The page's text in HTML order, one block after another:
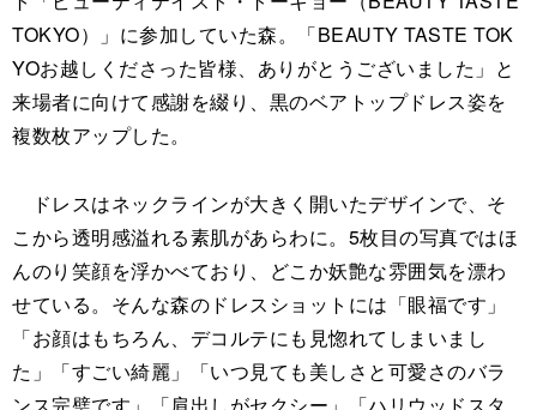
TOKYO）」に参加していた森。「BEAUTY TASTE TOK
YOお越しくださった皆様、ありがとうございました」と
来場者に向けて感謝を綴り、黒のベアトップドレス姿を
複数枚アップした。
ドレスはネックラインが大きく開いたデザインで、そ
こから透明感溢れる素肌があらわに。5枚目の写真ではほ
んのり笑顔を浮かべており、どこか妖艶な雰囲気を漂わ
せている。そんな森のドレスショットには「眼福です」
「お顔はもちろん、デコルテにも見惚れてしまいまし
た」「すごい綺麗」「いつ見ても美しさと可愛さのバラ
ンス完璧です」「肩出しがセクシー」「ハリウッドスタ